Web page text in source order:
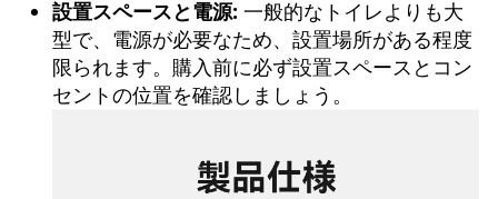
設置スペースと電源: 一般的なトイレよりも大
型で、電源が必要なため、設置場所がある程度
限られます。購入前に必ず設置スペースとコン
セントの位置を確認しましょう。